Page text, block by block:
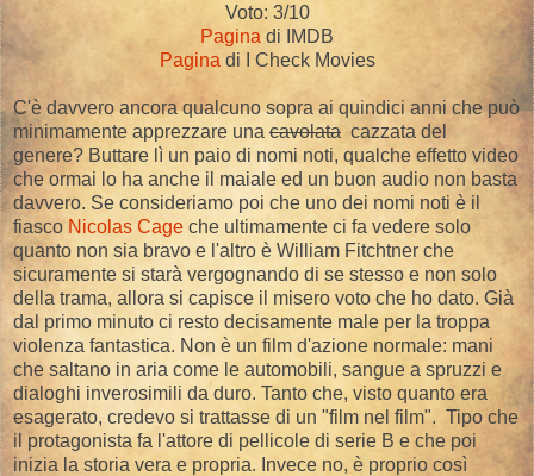
Voto: 3/10
Pagina di IMDB
Pagina di I Check Movies
C'è davvero ancora qualcuno sopra ai quindici anni che può
minimamente apprezzare una cavolata cazzata del
genere? Buttare lì un paio di nomi noti, qualche effetto video
che ormai lo ha anche il maiale ed un buon audio non basta
davvero. Se consideriamo poi che uno dei nomi noti è il
fiasco Nicolas Cage che ultimamente ci fa vedere solo
quanto non sia bravo e l'altro è William Fitchtner che
sicuramente si starà vergognando di se stesso e non solo
della trama, allora si capisce il misero voto che ho dato. Già
dal primo minuto ci resto decisamente male per la troppa
violenza fantastica. Non è un film d'azione normale: mani
che saltano in aria come le automobili, sangue a spruzzi e
dialoghi inverosimili da duro. Tanto che, visto quanto era
esagerato, credevo si trattasse di un "film nel film". Tipo che
il protagonista fa l'attore di pellicole di serie B e che poi
inizia la storia vera e propria. Invece no, è proprio così